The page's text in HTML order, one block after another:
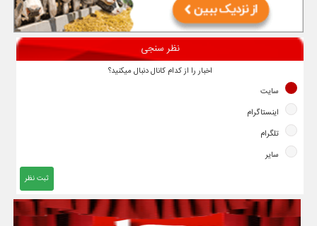
نظر سنجی
اخبار را از کدام کانال دنبال میکنید؟
سایت
اینستاگرام
تلگرام
سایر
ثبت نظر